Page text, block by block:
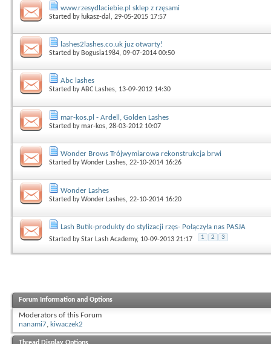
www.rzesydlaciebie.pl sklep z rzęsami
Started byłukasz-dal , 29-05-2015 17:57
lashes2lashes.co.uk juz otwarty!
Started by Bogusia1984, 09-07-2014 00:50
Abc lashes
Started byABC Lashes, 13-09-2012 14:30
mar-kos.pl - Ardell, Golden Lashes
Started bymar-kos, 28-03-2012 10:07
Wonder Brows Trójwymiarowa rekonstrukcja brwi
Started byWonder Lashes, 22-10-2014 16:26
Wonder Lashes
Started byWonder Lashes, 22-10-2014 16:20
Lash Butik-produkty do stylizacji rzęs- Połączyła nas PASJA
Started byStar Lash Academy, 10-09-2013 21:17 1 2 3
Forum Information and Options
Moderators of this Forum
nanami7, kiwaczek2